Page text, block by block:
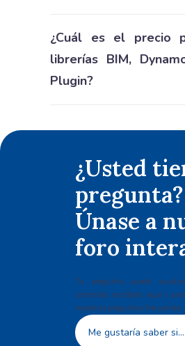
¿Cuál es el precio
librerías BIM,
Plugin?
¿Usted
pregunta?
Únase a
foro
Tu pregunta puede
contenido, escríbela aquí y
nuestras preguntas frecuentes.